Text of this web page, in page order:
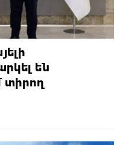
են
տիրող